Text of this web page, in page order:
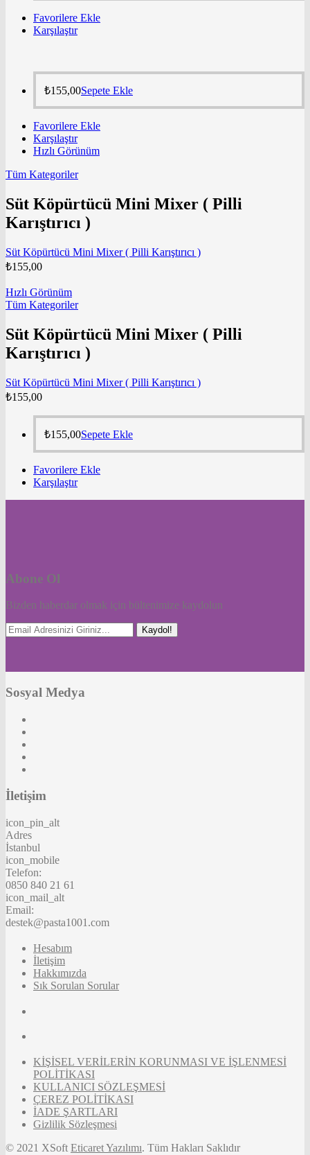
Favorilere Ekle
Karşılaştır
₺155,00Sepete Ekle
Favorilere Ekle
Karşılaştır
Hızlı Görünüm
Tüm Kategoriler
Süt Köpürtücü Mini Mixer ( Pilli
Karıştırıcı )
Süt Köpürtücü Mini Mixer ( Pilli Karıştırıcı )
₺155,00
Hızlı Görünüm
Tüm Kategoriler
Süt Köpürtücü Mini Mixer ( Pilli
Karıştırıcı )
Süt Köpürtücü Mini Mixer ( Pilli Karıştırıcı )
₺155,00
₺155,00Sepete Ekle
Favorilere Ekle
Karşılaştır
Abone Ol
Bizden haberdar olmak için bültenimize kaydolun
Kaydol!
Sosyal Medya
İletişim
icon_pin_alt
Adres
İstanbul
icon_mobile
Telefon:
0850 840 21 61
icon_mail_alt
Email:
destek@pasta1001.com
Hesabım
İletişim
Hakkımızda
Sık Sorulan Sorular
KİŞİSEL VERİLERİN KORUNMASI VE İŞLENMESİ
POLİTİKASI
KULLANICI SÖZLEŞMESİ
ÇEREZ POLİTİKASI
İADE ŞARTLARI
Gizlilik Sözleşmesi
© 2021 XSoft Eticaret Yazılımı. Tüm Hakları Saklıdır